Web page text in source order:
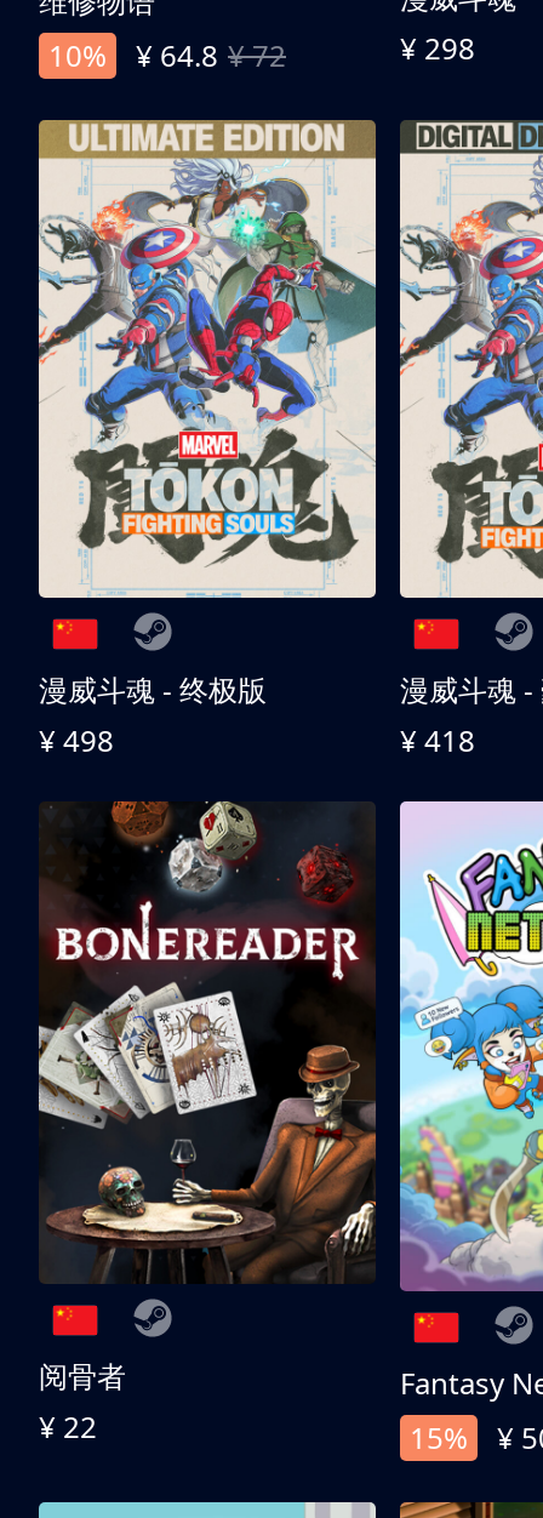
10%
¥ 64.8 ¥ 72
¥ 298
漫威斗魂 - 终极版
¥ 498
漫威斗魂 -
¥ 418
阅骨者
¥ 22
Fantasy
15%
¥